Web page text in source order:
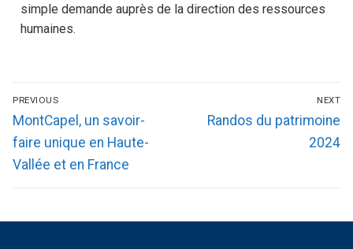
simple demande auprès de la direction des ressources
humaines.
PREVIOUS
MontCapel, un savoir-
faire unique en Haute-
Vallée et en France
NEXT
Randos du patrimoine
2024